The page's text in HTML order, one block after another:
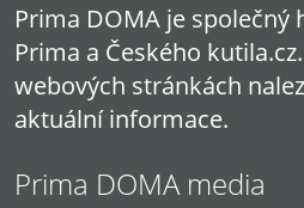
Prima DOMA je společný
Prima a Českého
webových stránkách
aktuální informace.
Prima DOMA media